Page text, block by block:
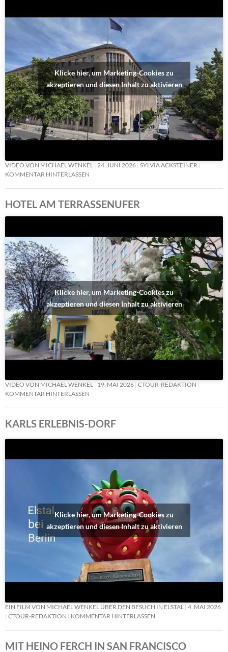
Klicke hier, um Marketing-Cookies zu
akzeptieren und diesen Inhalt zu aktivieren
VIDEO VON MICHAEL WENKEL 24. JUNI 2026 SYLVIA ACKSTEINER
KOMMENTAR HINTERLASSEN
HOTEL AM TERRASSENUFER
Klicke hier, um Marketing-Cookies zu
akzeptieren und diesen Inhalt zu aktivieren
VIDEO VON MICHAEL WENKEL 19. MAI 2026 CTOUR-REDAKTION
KOMMENTAR HINTERLASSEN
KARLS ERLEBNIS-DORF
Klicke hier, um Marketing-Cookies zu
akzeptieren und diesen Inhalt zu aktivieren
EIN FILM VON MICHAEL WENKEL ÜBER DEN BESUCH IN ELSTAL
4. MAI 2026
CTOUR-REDAKTION
KOMMENTAR HINTERLASSEN
MIT HEINO FERCH IN SAN FRANCISCO